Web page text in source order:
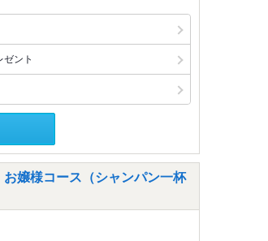
ント
嬢様コース（シャンパン一杯